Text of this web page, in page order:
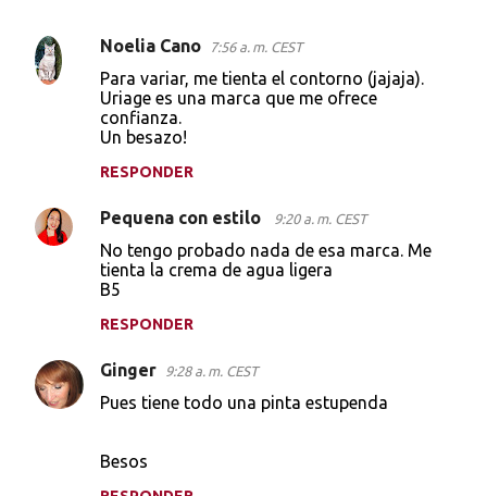
C
o
t
a
s
Noelia Cano 7:56 a. m. CEST
Para variar, me tienta el contorno (jajaja).
Uriage es una marca que me ofrece
confianza.
Un besazo!
RESPONDER
Pequena con estilo 9:20 a. m. CEST
No tengo probado nada de esa marca. Me
tienta la crema de agua ligera
B5
RESPONDER
Ginger 9:28 a. m. CEST
Pues tiene todo una pinta estupenda
Besos